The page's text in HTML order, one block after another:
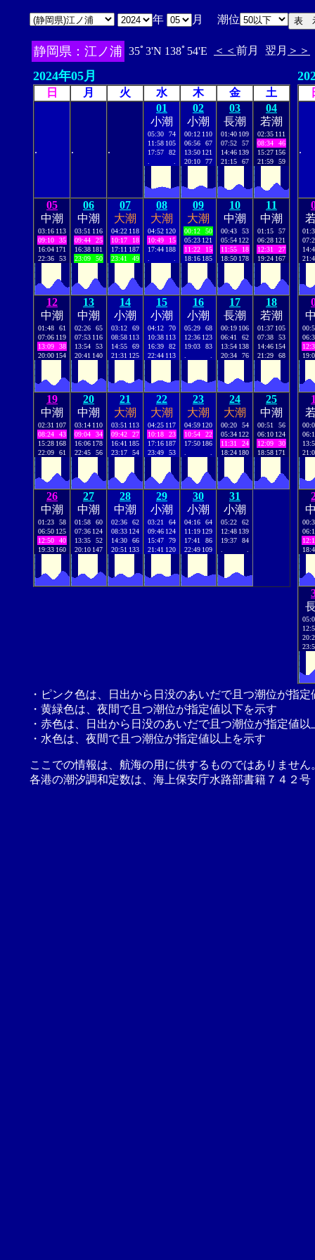
年 月 潮位
静岡県：江ノ浦 35ﾟ3'N 138ﾟ54'E ＜＜ 前月 翌月 ＞＞
2024年05月
日 月 火 水 木 金 土
. . .
01
小潮
05:30
74
11:58 105
17:57
82
02
小潮
00:12 110
06:56
67
13:50 121
20:10
77
03
長潮
01:40 109
07:52
57
14:46 139
21:15
67
04
若潮
02:35 111
08:34
46
15:27 156
21:59
59
05
中潮
03:16 113
09:10
35
16:04 171
22:36
53
06
中潮
03:51 116
09:44
25
16:38 181
23:09
50
07
大潮
04:22 118
10:17
18
17:11 187
23:41
49
08
大潮
04:52 120
10:49
15
17:44 188
09
大潮
00:12
50
05:23 121
11:22
15
18:16 185
10
中潮
00:43
53
05:54 122
11:55
18
18:50 178
11
中潮
01:15
57
06:28 121
12:31
27
19:24 167
12
中潮
01:48
61
07:06 119
13:09
38
20:00 154
13
中潮
02:26
65
07:53 116
13:54
53
20:41 140
14
小潮
03:12
69
08:58 113
14:55
69
21:31 125
15
小潮
04:12
70
10:38 113
16:39
82
22:44 113
16
小潮
05:29
68
12:36 123
19:03
83
17
長潮
00:19 106
06:41
62
13:54 138
20:34
76
18
若潮
01:37 105
07:38
53
14:46 154
21:29
68
19
中潮
02:31 107
08:24
43
15:28 168
22:09
61
20
中潮
03:14 110
09:04
34
16:06 178
22:45
56
21
大潮
03:51 113
09:42
27
16:41 185
23:17
54
22
大潮
04:25 117
10:18
23
17:16 187
23:49
53
23
大潮
04:59 120
10:54
22
17:50 186
24
大潮
00:20
54
05:34 122
11:31
24
18:24 180
25
中潮
00:51
56
06:10 124
12:09
30
18:58 171
26
中潮
01:23
58
06:50 125
12:50
40
19:33 160
27
中潮
01:58
60
07:36 124
13:35
52
20:10 147
28
中潮
02:36
62
08:33 124
14:30
66
20:51 133
29
小潮
03:21
64
09:46 124
15:47
79
21:41 120
30
小潮
04:16
64
11:19 129
17:41
86
22:49 109
31
小潮
05:22
62
12:48 139
19:37
84
.
・ピンク色は、日出から日没のあいだで且つ潮位が指
・黄緑色は、夜間で且つ潮位が指定値以下を示す
・赤色は、日出から日没のあいだで且つ潮位が指定値以
・水色は、夜間で且つ潮位が指定値以上を示す
ここでの情報は、航海の用に供するものではありませ
各港の潮汐調和定数は、海上保安庁水路部書籍７４２